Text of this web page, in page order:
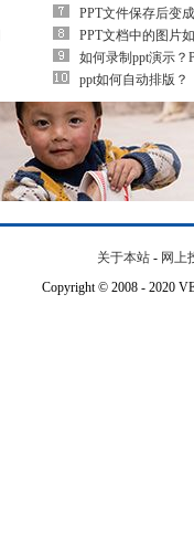
PPT文件保存后变
PPT文档中的图片
如何录制ppt演示？
ppt如何自动排版？
关于本站 - 网上
Copyright © 2008 - 2020